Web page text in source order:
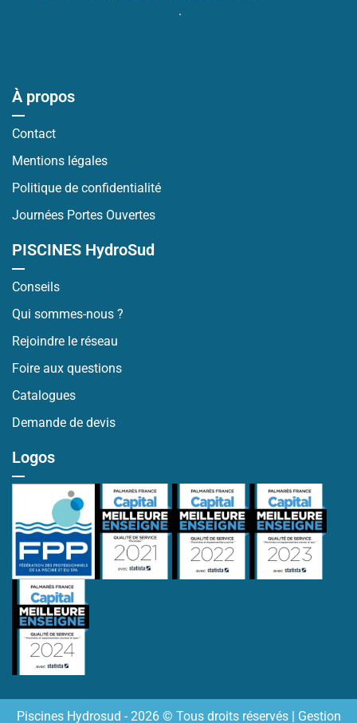
.
À propos
Contact
Mentions légales
Politique de confidentialité
Journées Portes Ouvertes
PISCINES HydroSud
Conseils
Qui sommes-nous ?
Rejoindre le réseau
Foire aux questions
Catalogues
Demande de devis
Logos
Piscines Hydrosud - 2026 © Tous droits réservés | Gestion